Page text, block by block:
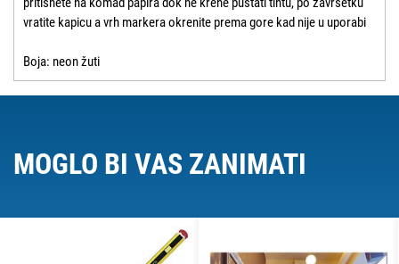
vratite kapicu a vrh markera okrenite prema gore kad nije u uporabi
Boja: neon žuti
MOGLO BI VAS ZANIMATI